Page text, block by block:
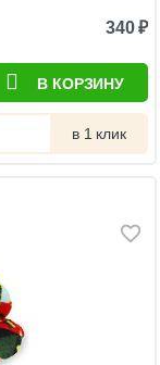
340₽
В КОРЗИНУ
в 1 клик